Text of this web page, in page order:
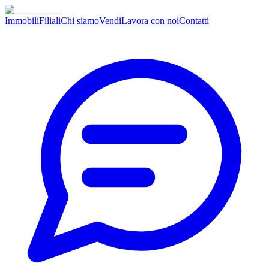
ImmobiliFilialiChi siamoVendiLavora con noiContatti